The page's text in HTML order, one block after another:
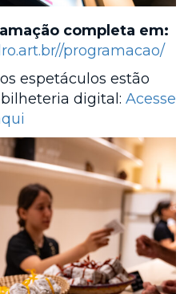
completa em:
programacao/
espetáculos estão
digital: Acesse